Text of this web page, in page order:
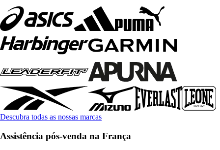
Descubra todas as nossas marcas
Assistência pós-venda na França